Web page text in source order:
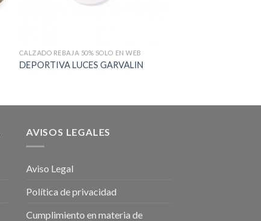
CALZADO REBAJA 50% SOLO EN WEB
DEPORTIVA LUCES GARVALIN
AVISOS LEGALES
Aviso Legal
Política de privacidad
Cumplimiento en materia de